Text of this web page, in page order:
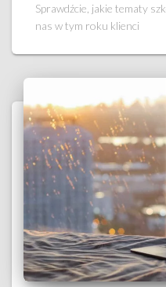
Sprawdźcie, jakie tematy
nas w tym roku klienci